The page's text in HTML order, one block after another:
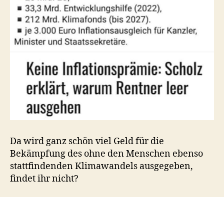
Da wird ganz schön viel Geld für die
Bekämpfung des ohne den Menschen ebenso
stattfindenden Klimawandels ausgegeben,
findet ihr nicht?